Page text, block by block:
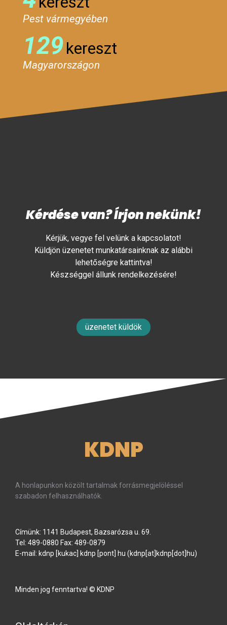
Pest vármegyében
129kereszt
Magyarországon
Kérdése van? Írjon nekünk!
Kérjük, vegye fel velünk a kapcsolatot!
Küldjön üzenetet munkatársainknak az alábbi
lehetőségre kattintva!
Készséggel állunk rendelkezésére!
üzenetet küldök
KDNP
A honlapunkon közölt tartalmak forrásmegjelöléssel
szabadon felhasználhatók.
Címünk: 1141 Budapest, Bazsarózsa u. 69.
Tel: 489-0880 Fax: 489-0879
E-mail: kdnp [kukac] kdnp [pont] hu (kdnp[at]kdnp[dot]hu)
Minden jog fenntartva! © KDNP